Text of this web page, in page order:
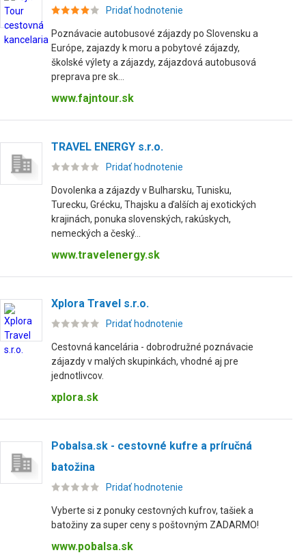
Pridať hodnotenie
Poznávacie autobusové zájazdy po Slovensku a
Európe, zajazdy k moru a pobytové zájazdy,
školské výlety a zájazdy, zájazdová autobusová
preprava pre sk...
www.fajntour.sk
TRAVEL ENERGY s.r.o.
Pridať hodnotenie
Dovolenka a zájazdy v Bulharsku, Tunisku,
Turecku, Grécku, Thajsku a ďalších aj exotických
krajinách, ponuka slovenských, rakúskych,
nemeckých a český...
www.travelenergy.sk
Xplora Travel s.r.o.
Pridať hodnotenie
Cestovná kancelária - dobrodružné poznávacie
zájazdy v malých skupinkách, vhodné aj pre
jednotlivcov.
xplora.sk
Pobalsa.sk - cestovné kufre a príručná
batožina
Pridať hodnotenie
Vyberte si z ponuky cestovných kufrov, tašiek a
batožiny za super ceny s poštovným ZADARMO!
www.pobalsa.sk